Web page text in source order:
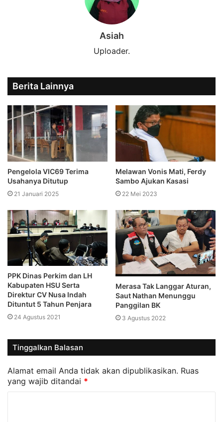
Asiah
Uploader.
Berita Lainnya
Pengelola VIC69 Terima
Usahanya Ditutup
21 Januari 2025
Melawan Vonis Mati, Ferdy
Sambo Ajukan Kasasi
22 Mei 2023
PPK Dinas Perkim dan LH
Kabupaten HSU Serta
Direktur CV Nusa Indah
Dituntut 5 Tahun Penjara
24 Agustus 2021
Merasa Tak Langgar Aturan,
Saut Nathan Menunggu
Panggilan BK
3 Agustus 2022
Tinggalkan Balasan
Alamat email Anda tidak akan dipublikasikan. Ruas
yang wajib ditandai *